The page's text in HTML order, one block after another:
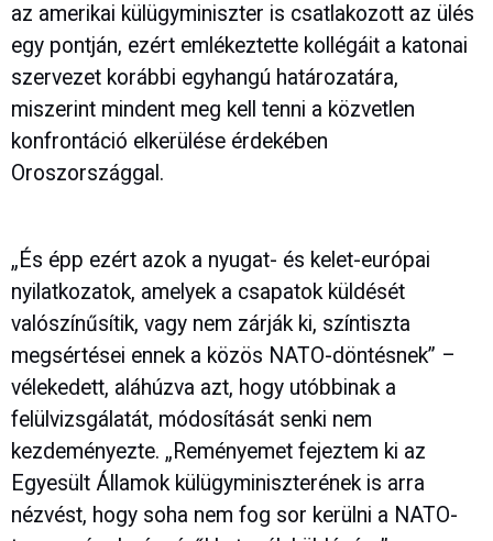
az amerikai külügyminiszter is csatlakozott az ülés
egy pontján, ezért emlékeztette kollégáit a katonai
szervezet korábbi egyhangú határozatára,
miszerint mindent meg kell tenni a közvetlen
konfrontáció elkerülése érdekében
Oroszországgal.
„És épp ezért azok a nyugat- és kelet-európai
nyilatkozatok, amelyek a csapatok küldését
valószínűsítik, vagy nem zárják ki, színtiszta
megsértései ennek a közös NATO-döntésnek” –
vélekedett, aláhúzva azt, hogy utóbbinak a
felülvizsgálatát, módosítását senki nem
kezdeményezte. „Reményemet fejeztem ki az
Egyesült Államok külügyminiszterének is arra
nézvést, hogy soha nem fog sor kerülni a NATO-